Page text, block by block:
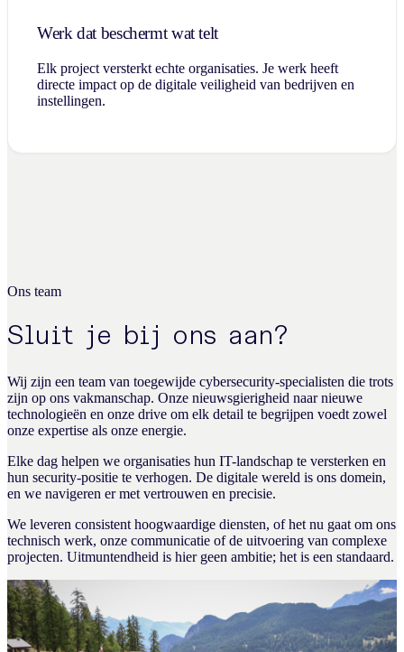
Werk dat beschermt wat telt
Elk project versterkt echte organisaties. Je werk heeft
directe impact op de digitale veiligheid van bedrijven en
instellingen.
Ons team
Sluit je bij ons aan?
Wij zijn een team van toegewijde cybersecurity-specialisten die trots
zijn op ons vakmanschap. Onze nieuwsgierigheid naar nieuwe
technologieën en onze drive om elk detail te begrijpen voedt zowel
onze expertise als onze energie.
Elke dag helpen we organisaties hun IT-landschap te versterken en
hun security-positie te verhogen. De digitale wereld is ons domein,
en we navigeren er met vertrouwen en precisie.
We leveren consistent hoogwaardige diensten, of het nu gaat om ons
technisch werk, onze communicatie of de uitvoering van complexe
projecten. Uitmuntendheid is hier geen ambitie; het is een standaard.